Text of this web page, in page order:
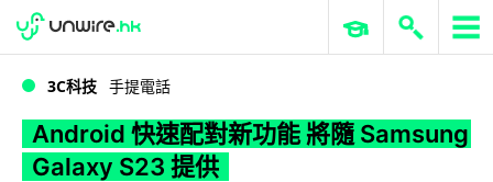
WWDC 2026 ERP 與商業 AI
3C科技 手提電話
Android 快速配對新功能 將隨 Samsung
Galaxy S23 提供